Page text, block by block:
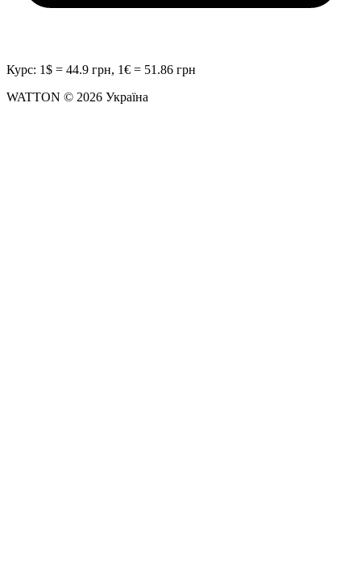
Курс: 1$ = 44.9 грн, 1€ = 51.86 грн
WATTON © 2026 Україна